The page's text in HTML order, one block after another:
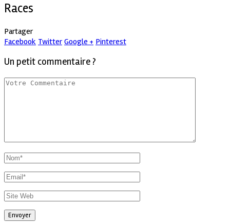
Races
Partager
Facebook Twitter Google + Pinterest
Un petit commentaire ?